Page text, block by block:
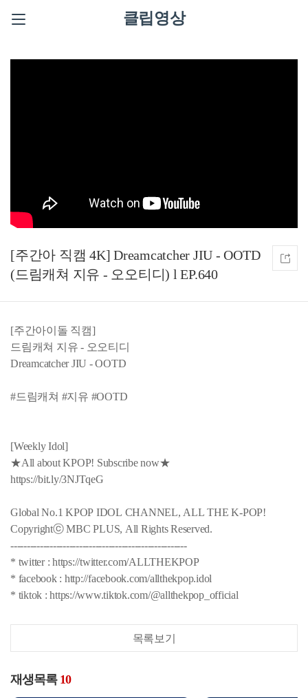
클립영상
[주간아 직캠 4K] Dreamcatcher JIU - OOTD
(드림캐쳐 지유 - 오오티디) l EP.640
[주간아이돌 직캠]
드림캐쳐 지유 - 오오티디
Dreamcatcher JIU - OOTD
#드림캐쳐 #지유 #OOTD
[Weekly Idol]
★All about KPOP! Subscribe now★
https://bit.ly/3NJTqeG
Global No.1 KPOP IDOL CHANNEL, ALL THE K-POP!
Copyrightⓒ MBC PLUS, All Rights Reserved.
------------------------------------------------------
* twitter : https://twitter.com/ALLTHEKPOP
* facebook : http://facebook.com/allthekpop.idol
* tiktok : https://www.tiktok.com/@allthekpop_official
목록보기
재생목록 10